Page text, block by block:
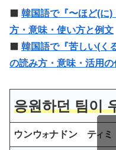
韓国語で『〜ほど(に)
方・意味・使い方と例文
韓国語で『苦しい(く
の読み方・意味・活用
응원하던 팀이
ウンウオナドン テイ